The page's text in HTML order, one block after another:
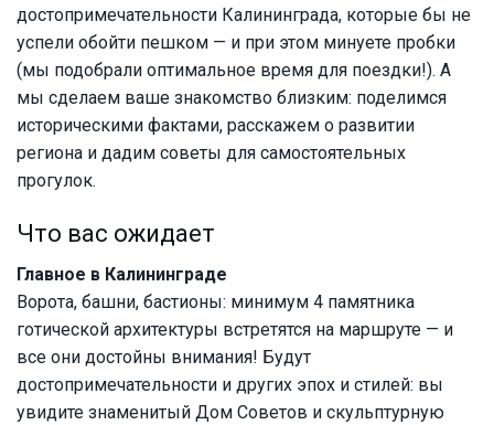
достопримечательности Калининграда, которые бы не
успели обойти пешком — и при этом минуете пробки
(мы подобрали оптимальное время для поездки!). А
мы сделаем ваше знакомство близким: поделимся
историческими фактами, расскажем о развитии
региона и дадим советы для самостоятельных
прогулок.
Что вас ожидает
Главное в Калининграде
Ворота, башни, бастионы: минимум 4 памятника
готической архитектуры встретятся на маршруте — и
все они достойны внимания! Будут
достопримечательности и других эпох и стилей: вы
увидите знаменитый Дом Советов и скульптурную